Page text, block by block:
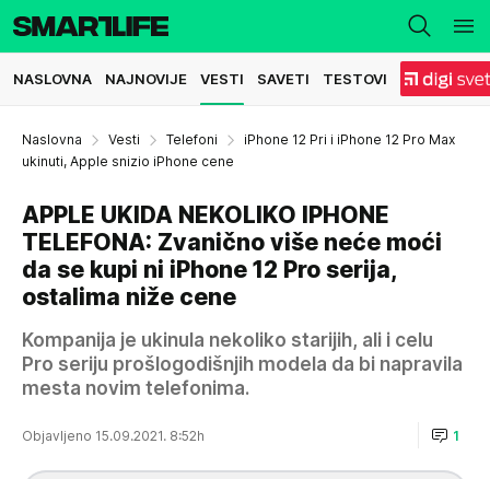
NASLOVNA NAJNOVIJE VESTI SAVETI TESTOVI
Naslovna Vesti Telefoni
iPhone 12 Pri i iPhone 12 Pro Max
ukinuti, Apple snizio iPhone cene
APPLE UKIDA NEKOLIKO IPHONE
TELEFONA: Zvanično više neće moći
da se kupi ni iPhone 12 Pro serija,
ostalima niže cene
Kompanija je ukinula nekoliko starijih, ali i celu
Pro seriju prošlogodišnjih modela da bi napravila
mesta novim telefonima.
Objavljeno 15.09.2021. 8:52h 1